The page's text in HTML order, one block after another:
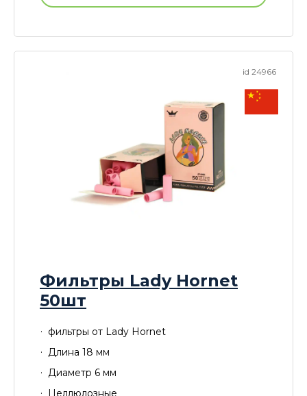
id 24966
Фильтры Lady Hornet
50шт
фильтры от Lady Hornet
Длина 18 мм
Диаметр 6 мм
Целлюлозные